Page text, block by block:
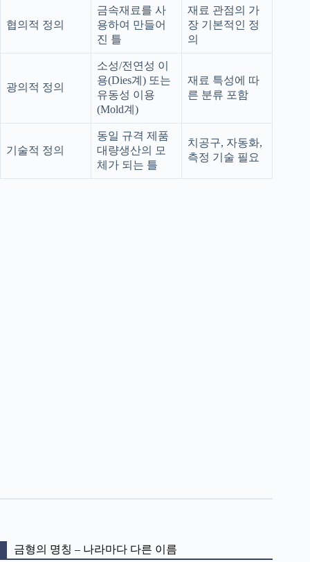
협의적 정의
금속재료를 사
용하여 만들어
진 틀
재료 관점의 가
장 기본적인 정
의
광의적 정의
소성/전연성 이
용(Dies계) 또는
유동성 이용
(Mold계)
재료 특성에 따
른 분류 포함
기술적 정의
동일 규격 제품
대량생산의 모
체가 되는 틀
치공구, 자동화,
측정 기술 필요
금형의 명칭 – 나라마다 다른 이름